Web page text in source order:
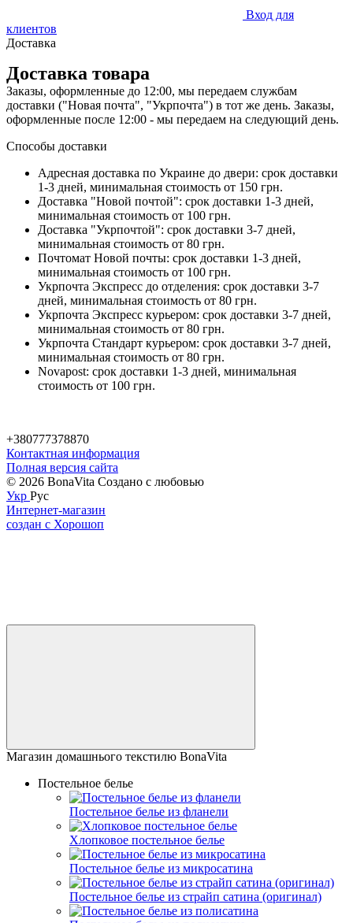
Вход для
клиентов
Доставка
Доставка товара
Заказы, оформленные до 12:00, мы передаем службам
доставки ("Новая почта", "Укрпочта") в тот же день. Заказы,
оформленные после 12:00 - мы передаем на следующий день.
Способы доставки
Адресная доставка по Украине до двери: срок доставки
1-3 дней, минимальная стоимость от 150 грн.
Доставка "Новой почтой": срок доставки 1-3 дней,
минимальная стоимость от 100 грн.
Доставка "Укрпочтой": срок доставки 3-7 дней,
минимальная стоимость от 80 грн.
Почтомат Новой почты: срок доставки 1-3 дней,
минимальная стоимость от 100 грн.
Укрпочта Экспресс до отделения: срок доставки 3-7
дней, минимальная стоимость от 80 грн.
Укрпочта Экспресс курьером: срок доставки 3-7 дней,
минимальная стоимость от 80 грн.
Укрпочта Стандарт курьером: срок доставки 3-7 дней,
минимальная стоимость от 80 грн.
Novapost: срок доставки 1-3 дней, минимальная
стоимость от 100 грн.
+380777378870
Контактная информация
Полная версия сайта
© 2026 BonaVita Создано с любовью
Укр Рус
Интернет-магазин
создан с Хорошоп
Магазин домашнього текстилю BonaVita
Постельное белье
Постельное белье из фланели
Хлопковое постельное белье
Постельное белье из микросатина
Постельное белье из страйп сатина (оригинал)